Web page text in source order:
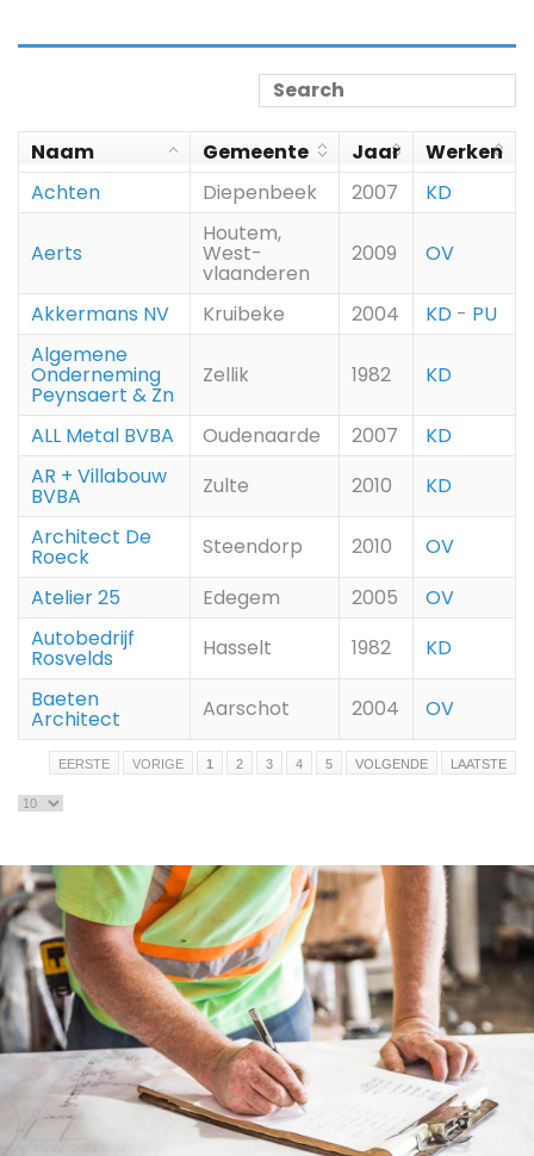
Naam Gemeente Jaar
Werken
Achten
Diepenbeek 2007 KD
Aerts
Houtem,
West-
vlaanderen
2009 OV
Akkermans NV Kruibeke 2004 KD - PU
Algemene
Onderneming
Peynsaert & Zn
Zellik 1982 KD
ALL Metal BVBA Oudenaarde 2007
KD
AR + Villabouw
BVBA Zulte 2010
KD
Architect De
Roeck Steendorp 2010
OV
Atelier 25
Edegem 2005
OV
Autobedrijf
Rosvelds Hasselt 1982
KD
Baeten
Architect Aarschot 2004 OV
EERSTE VORIGE 1 2 3 4 5 VOLGENDE LAATSTE